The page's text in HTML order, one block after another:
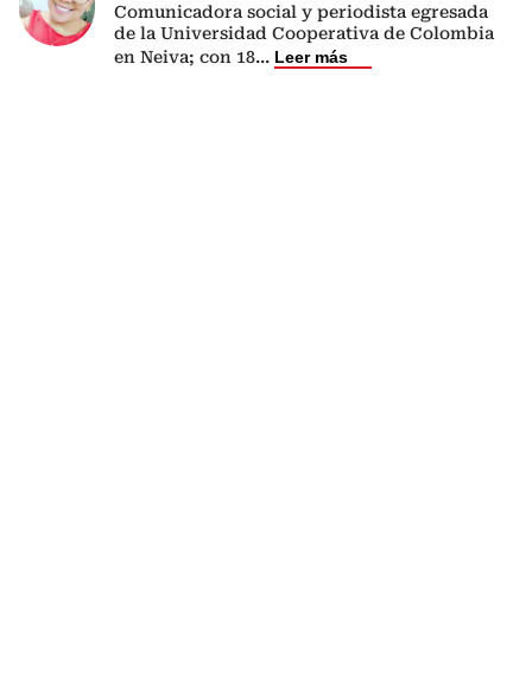
Comunicadora social y periodista egresada
de la Universidad Cooperativa de Colombia
en Neiva; con 18... Leer más